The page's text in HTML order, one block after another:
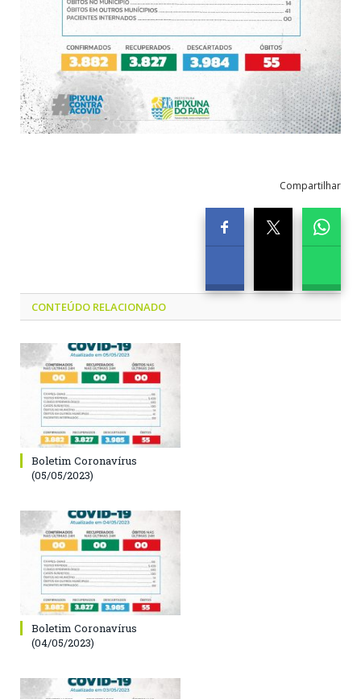
Compartilhar
CONTEÚDO RELACIONADO
Boletim Coronavírus
(05/05/2023)
Boletim Coronavírus
(04/05/2023)